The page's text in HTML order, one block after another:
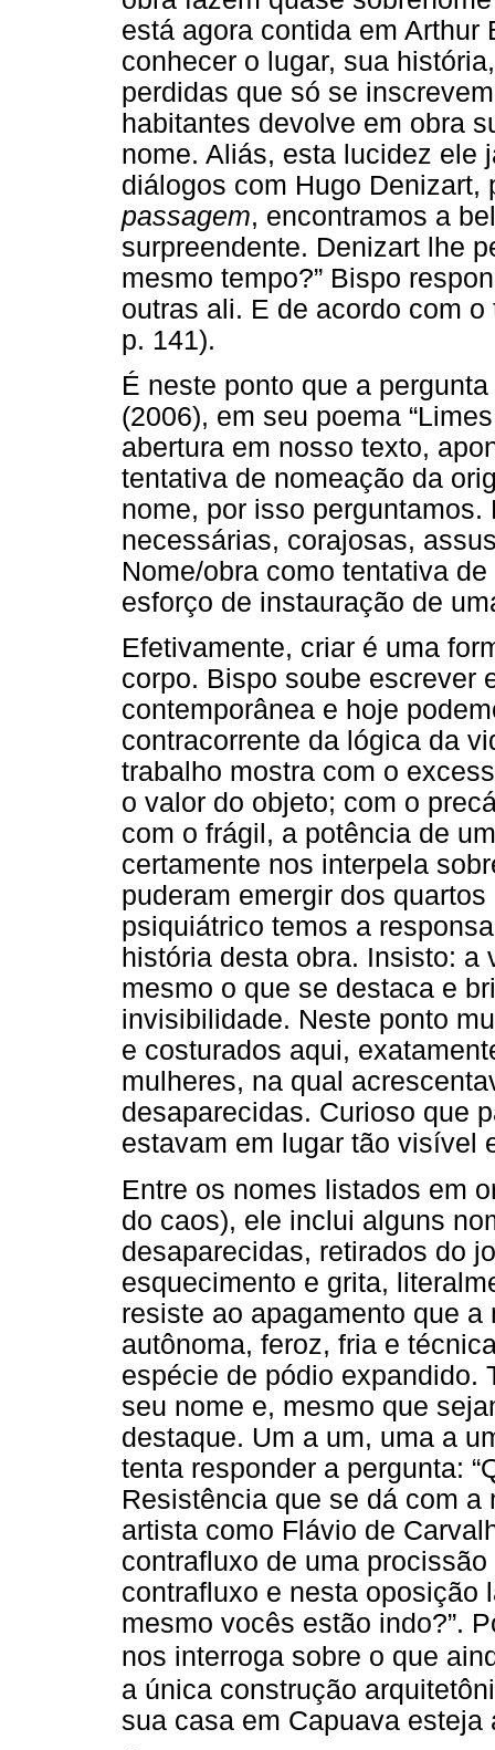
está agora contida em
conhecer o lugar, sua
perdidas que só se
habitantes devolve em obra
nome. Aliás, esta lucidez ele
diálogos com Hugo
passagem, encontramos a
surpreendente. Denizart lhe
mesmo tempo?” Bispo
outras ali. E de acordo com
p. 141).
É neste ponto que a
(2006), em seu poema
abertura em nosso texto,
tentativa de nomeação da
nome, por isso
necessárias, corajosas,
Nome/obra como tentativa
esforço de instauração de
Efetivamente, criar é uma
corpo. Bispo soube escrever
contemporânea e hoje
contracorrente da lógica da
trabalho mostra com o
o valor do objeto; com o
com o frágil, a potência de
certamente nos interpela
puderam emergir dos
psiquiátrico temos a
história desta obra. Insisto:
mesmo o que se destaca e
invisibilidade. Neste ponto
e costurados aqui,
mulheres, na qual
desaparecidas. Curioso que
estavam em lugar tão visível
Entre os nomes listados em
do caos), ele inclui alguns
desaparecidas, retirados do
esquecimento e grita,
resiste ao apagamento que
autônoma, feroz, fria e
espécie de pódio expandido.
seu nome e, mesmo que
destaque. Um a um, uma a
tenta responder a pergunta:
Resistência que se dá com
artista como Flávio de
contrafluxo de uma
contrafluxo e nesta oposição
mesmo vocês estão indo?”.
nos interroga sobre o que
a única construção
sua casa em Capuava